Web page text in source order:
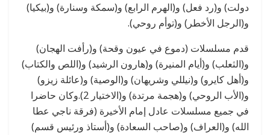
دولت) و(رد فعل) و(الهرم الرابع) و(سمكة وسنارة) و(بيكيا)
و(الرجل الأخطر) و(توأم روحي).
قدم مسلسلات (دموع في عيون وقحة) و(رأفت الهجان)
و(الثعلب) و(أيام المنيرة) و(هارون الرشيد) و(اللص والكتاب)
و(أهل كايرو) و(نيللي وشريهان) و(الوصية) و(عائلة زيزو)
و(الأب الروحي) و(هجمة مرتدة) و(الاختيار 2).وكان حاضرا
في جميع مسلسلات عادل إمام الأخيرة (فرقة ناجي عطا
الله) و(العراف) و(صاحب السعادة) و(أستاذ ورئيس قسم)